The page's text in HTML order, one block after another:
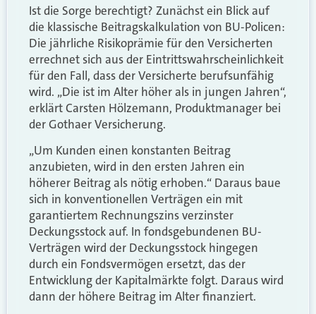
Ist die Sorge berechtigt? Zunächst ein Blick auf
die klassische Beitragskalkulation von BU-Policen:
Die jährliche Risikoprämie für den Versicherten
errechnet sich aus der Eintrittswahrscheinlichkeit
für den Fall, dass der Versicherte berufsunfähig
wird. „Die ist im Alter höher als in jungen Jahren“,
erklärt Carsten Hölzemann, Produktmanager bei
der Gothaer Versicherung.
„Um Kunden einen konstanten Beitrag
anzubieten, wird in den ersten Jahren ein
höherer Beitrag als nötig erhoben.“ Daraus baue
sich in konventionellen Verträgen ein mit
garantiertem Rechnungszins verzinster
Deckungsstock auf. In fondsgebundenen BU-
Verträgen wird der Deckungsstock hingegen
durch ein Fondsvermögen ersetzt, das der
Entwicklung der Kapitalmärkte folgt. Daraus wird
dann der höhere Beitrag im Alter finanziert.